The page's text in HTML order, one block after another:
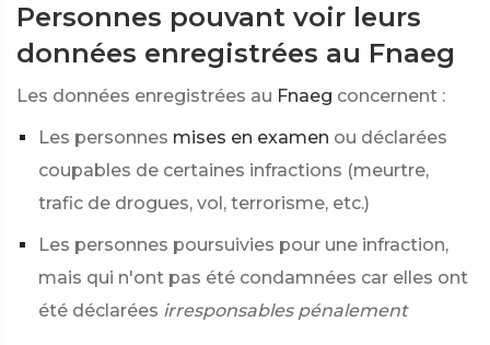
Personnes pouvant voir leurs
données enregistrées au Fnaeg
Les données enregistrées au Fnaeg concernent :
Les personnes mises en examen ou déclarées
coupables de certaines infractions (meurtre,
trafic de drogues, vol, terrorisme, etc.)
Les personnes poursuivies pour une infraction,
mais qui n'ont pas été condamnées car elles ont
été déclarées irresponsables pénalement